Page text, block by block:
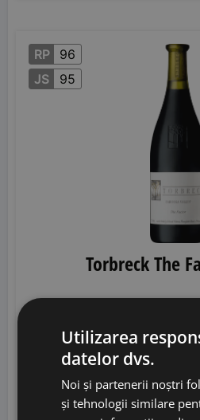
RP
96
JS
95
Torbreck The
Torbreck Vintners •
460,00
Utilizarea
datelor dvs.
Noi și partenerii noștri
și tehnologii similare